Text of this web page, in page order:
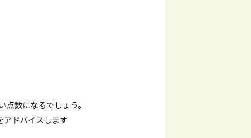
数になるでしょう。
アドバイスします